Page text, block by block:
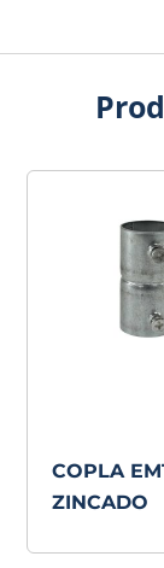
COPLA
ZINCADO